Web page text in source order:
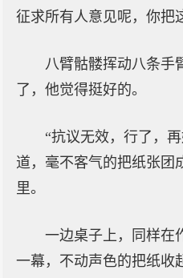
征求所有人意见呢，你把
八臂骷髅挥动八条手
了，他觉得挺好的。
“抗议无效，行了，
道，毫不客气的把纸张团
里。
一边桌子上，同样在
一幕，不动声色的把纸收